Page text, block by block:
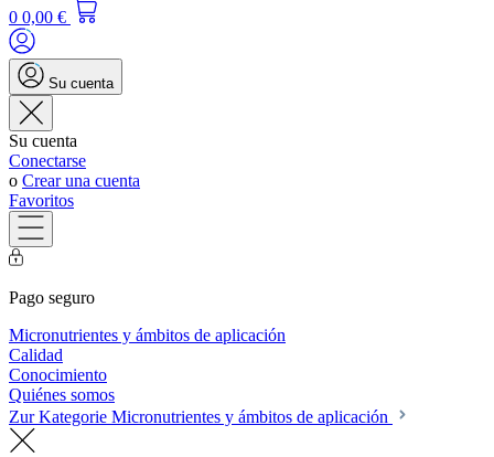
0 0,00 €
Su cuenta
Su cuenta
Conectarse
o Crear una cuenta
Favoritos
Pago seguro
Micronutrientes y ámbitos de aplicación
Calidad
Conocimiento
Quiénes somos
Zur Kategorie Micronutrientes y ámbitos de aplicación